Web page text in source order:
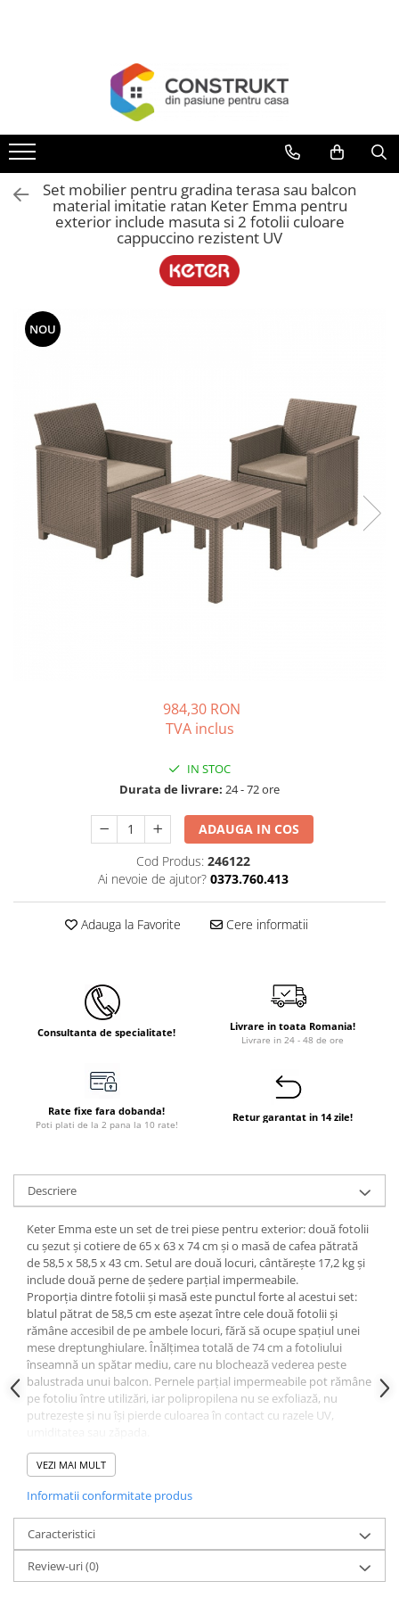
Termoseminee, seminee si sobe
Cazane pe combustibil solid
Cazane pe combustibil gazos/lichid
Termostate de ambient
Aeroterme si destratificatoare de
Incalzire in pardoseala
Solutii de curatare si tratare
Schimbatoare de caldura
Pompe de caldura
Contoare energie termica
Sisteme de degivrare
Incalzitoare pe motorina / gaz
Generatoare de abur
Rezervoare de acumulare
Instant apa calda pe gaz / GPL
Panouri solare si fotovoltaice
Panouri solare cu tuburi vidate
Panouri solare plane
Pachete complete panouri solare
Panouri solare fotovoltaice
Ventilatie si climatizare
Perdele de aer
Ventiloconvectoare si sisteme VRF
Chillere
incalzire
Dulapuri pentru climatizare
Unitati motocondensante
Sisteme evaporative de climatizare
Ventilatoare pentru baie
Ventilatoare pentru tubulatura
Filtrare si odorizare aer
Recuperatoare de caldura
Accesorii echipamente de
ventilatie si climatizare
Alimentare cu apa
Canalizare interioara
Canalizare exterioara
Canalizare pluviala
Distributie apa
Set mobilier pentru gradina terasa sau balcon
material imitatie ratan Keter Emma pentru
exterior include masuta si 2 fotolii culoare
cappuccino rezistent UV
NOU
984,30 RON
TVA inclus
IN STOC
Durata de livrare: 24 - 72 ore
ADAUGA IN COS
Cod Produs: 246122
Ai nevoie de ajutor? 0373.760.413
Adauga la Favorite Cere informatii
Consultanta de specialitate! Livrare in toata Romania!
Livrare in 24 - 48 de ore
Rate fixe fara dobanda!
Poti plati de la 2 pana la 10 rate!
Retur garantat in 14 zile!
Descriere
Keter Emma este un set de trei piese pentru exterior: două fotolii
cu șezut și cotiere de 65 x 63 x 74 cm și o masă de cafea pătrată
de 58,5 x 58,5 x 43 cm. Setul are două locuri, cântărește 17,2 kg și
include două perne de ședere parțial impermeabile.
Proporția dintre fotolii și masă este punctul forte al acestui set:
blatul pătrat de 58,5 cm este așezat între cele două fotolii și
rămâne accesibil de pe ambele locuri, fără să ocupe spațiul unei
mese dreptunghiulare. Înălțimea totală de 74 cm a fotoliului
înseamnă un spătar mediu, care nu blochează vederea peste
balustrada unui balcon. Pernele parțial impermeabile pot rămâne
pe fotoliu între utilizări, iar polipropilena nu se exfoliază, nu
putrezește și nu își pierde culoarea în contact cu razele UV,
Specificații tehnice
Piese/set: 3 (2 fotolii, masă pătrată)
Număr locuri: 2
Masă: 58,5 x 58,5 x 43 cm
Material: polipropilenă cu aspect de împletitură de ratan
Culoare: cappuccino
Perne de ședere: 2, incluse, parțial impermeabile
VEZI MAI MULT
Informatii conformitate produs
Caracteristici
Review-uri(0)